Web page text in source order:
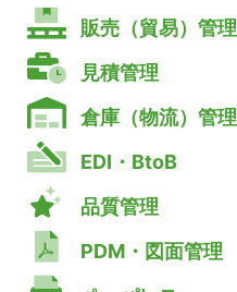
販売（貿易）管理
見積管理
倉庫（物流）管理
EDI・BtoB
品質管理
PDM・図面管理